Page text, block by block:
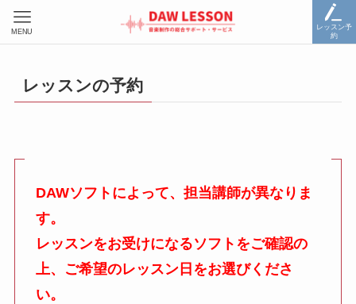
レッスン予
約
MENU
レッスンの予約
DAWソフトによって、担当講師が異なりま
す。
レッスンをお受けになるソフトをご確認の
上、ご希望のレッスン日をお選びくださ
い。